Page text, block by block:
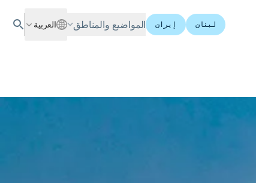
لبنان إيران المواضيع والمناطق العربية